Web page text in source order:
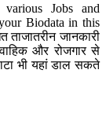
Jobs and
Biodata in this
जानकारी
और रोजगार से
भी यहां डाल सकते